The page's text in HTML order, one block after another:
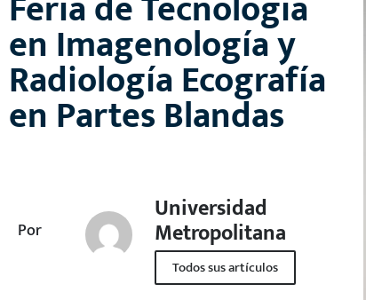
en Imagenología y
Radiología Ecografía
en Partes Blandas
Por
Universidad
Metropolitana
Todos sus artículos